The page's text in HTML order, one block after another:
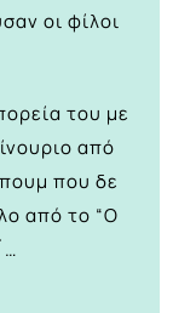
οι φίλοι
του με
από
που δε
από το “Ο